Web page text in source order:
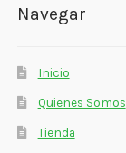
Navegar
Inicio
Quienes Somos
Tienda